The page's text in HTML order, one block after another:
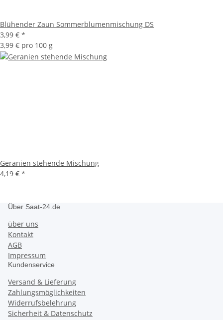
Blühender Zaun Sommerblumenmischung DS
3,99 € *
3,99 € pro 100 g
Geranien stehende Mischung
4,19 € *
Über Saat-24.de
über uns
Kontakt
AGB
Impressum
Kundenservice
Versand & Lieferung
Zahlungsmöglichkeiten
Widerrufsbelehrung
Sicherheit & Datenschutz